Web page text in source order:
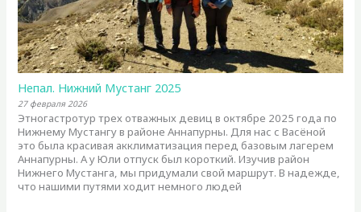
Непал. Нижний Мустанг 2025
27 февраля 2026
Этногастротур трех отважных девиц в октябре 2025 года по
Нижнему Мустангу в районе Аннапурны. Для нас с Васёной
это была красивая акклиматизация перед базовым лагерем
Аннапурны. А у Юли отпуск был короткий. Изучив район
Нижнего Мустанга, мы придумали свой маршрут. В надежде,
что нашими путями ходит немного людей